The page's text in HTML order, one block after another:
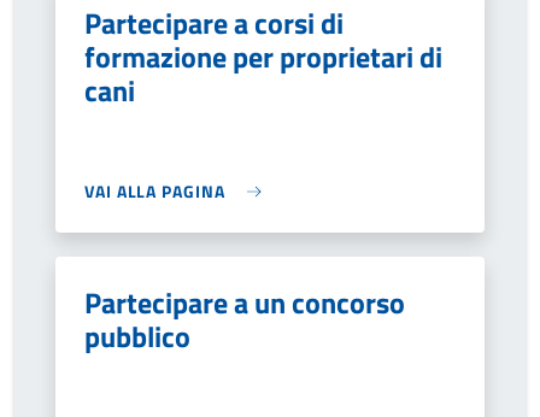
Partecipare a corsi di
formazione per proprietari di
cani
VAI ALLA PAGINA
Partecipare a un concorso
pubblico